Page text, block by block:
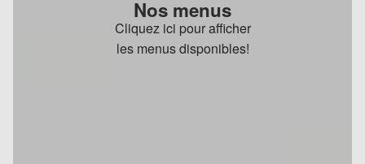
Nos menus
Cliquez ici pour afficher
les menus disponibles!